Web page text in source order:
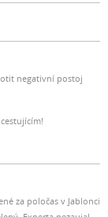
negativní postoj
za poločas v Jablonci